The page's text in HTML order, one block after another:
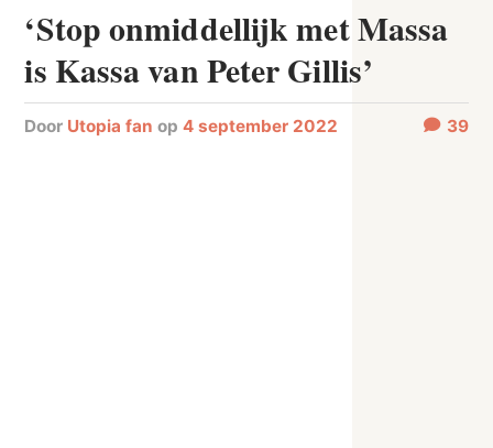
‘Stop onmiddellijk met Massa
is Kassa van Peter Gillis’
door Utopia fan op4 september 2022 39